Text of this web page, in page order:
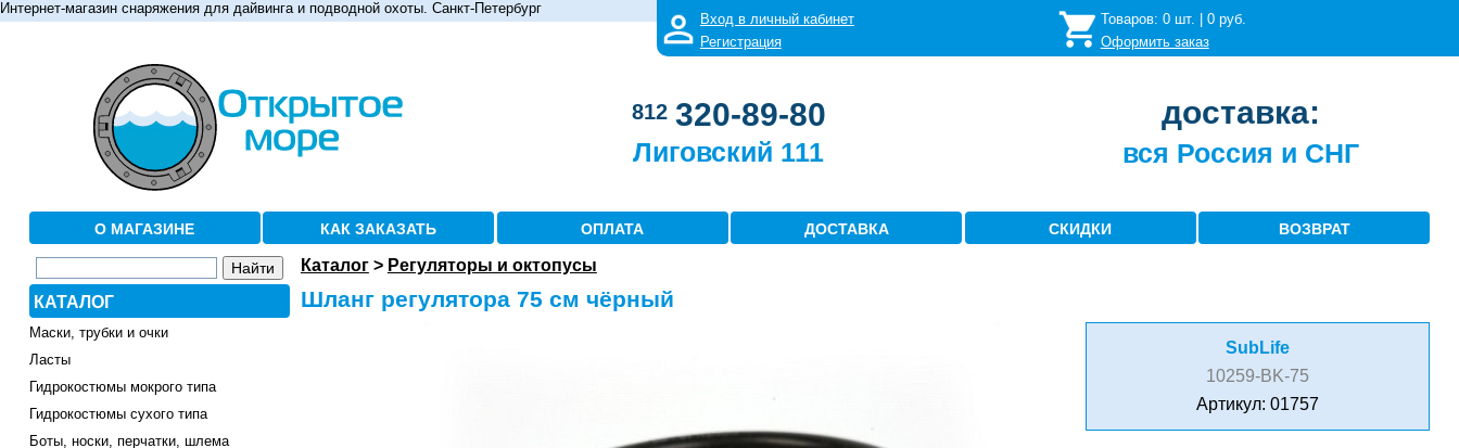
Интернет-магазин снаряжения для дайвинга и подводной охоты. Санкт-Петербург
Вход в личный кабинет
Регистрация
Товаров: 0шт. | 0руб.
Оформить заказ
812 320-89-80
Лиговский 111
доставка:
вся Россия и СНГ
О МАГАЗИНЕ КАК ЗАКАЗАТЬ ОПЛАТА ДОСТАВКА СКИДКИ ВОЗВРАТ
КАТАЛОГ
Маски, трубки и очки
Ласты
Гидрокостюмы мокрого типа
Гидрокостюмы сухого типа
Боты, носки, перчатки, шлема
Каталог> Регуляторы и октопусы
Шланг регулятора 75 см чёрный
SubLife
10259-BK-75
Артикул: 01757